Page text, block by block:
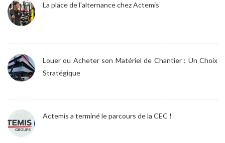
La place de l'alternance chez Actemis
Louer ou Acheter son Matériel de Chantier : Un Choix
Stratégique
Actemis a terminé le parcours de la CEC !